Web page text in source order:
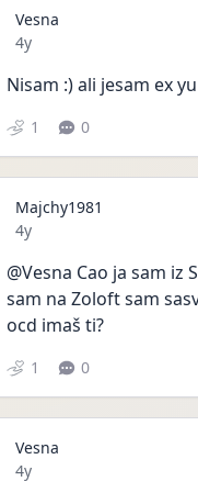
Vesna
Date posted
4y
Nisam :) ali jesam ex yu
1 0
Majchy1981
Date posted
4y
@Vesna Cao ja sam iz
sam na Zoloft sam
ocd imaš ti?
1 0
Vesna
Date posted
4y